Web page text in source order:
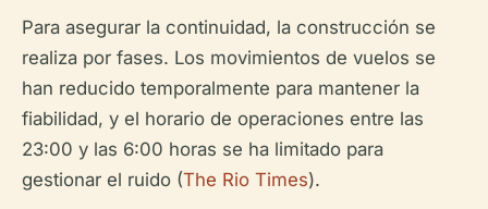
Para asegurar la continuidad, la construcción se
realiza por fases. Los movimientos de vuelos se
han reducido temporalmente para mantener la
fiabilidad, y el horario de operaciones entre las
23:00 y las 6:00 horas se ha limitado para
gestionar el ruido (The Rio Times).